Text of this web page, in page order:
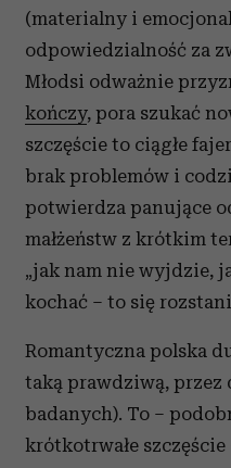
(materialny i
odpowiedzialność za
Młodsi odważnie
kończy, pora szukać
szczęście to ciągłe
brak problemów i
potwierdza panujące
małżeństw z krótkim
„jak nam nie wyjdzie,
kochać – to się
Romantyczna polska
taką prawdziwą, przez
badanych). To –
krótkotrwałe szczęście